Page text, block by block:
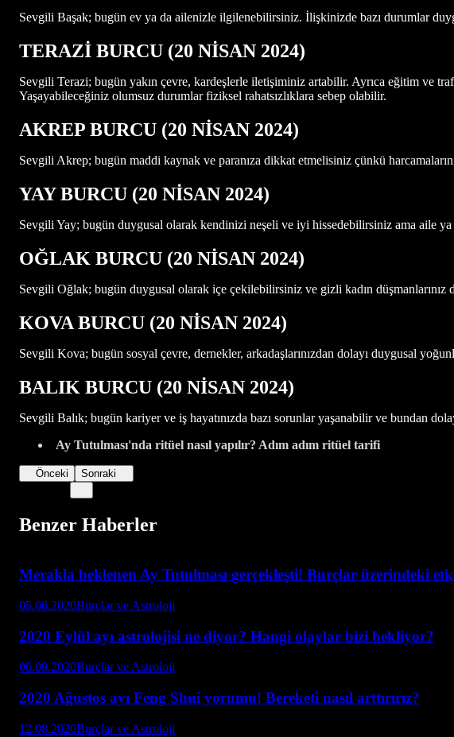
Sevgili Başak; bugün ev ya da ailenizle ilgilenebilirsiniz. İlişkinizde bazı durumlar
TERAZİ BURCU (20 NİSAN 2024)
Sevgili Terazi; bugün yakın çevre, kardeşlerle iletişiminiz artabilir. Ayrıca eğitim ve
Yaşayabileceğiniz olumsuz durumlar fiziksel rahatsızlıklara sebep olabilir.
AKREP BURCU (20 NİSAN 2024)
Sevgili Akrep; bugün maddi kaynak ve paranıza dikkat etmelisiniz çünkü
YAY BURCU (20 NİSAN 2024)
Sevgili Yay; bugün duygusal olarak kendinizi neşeli ve iyi hissedebilirsiniz ama aile ya
OĞLAK BURCU (20 NİSAN 2024)
Sevgili Oğlak; bugün duygusal olarak içe çekilebilirsiniz ve gizli kadın düşmanlarınız
KOVA BURCU (20 NİSAN 2024)
Sevgili Kova; bugün sosyal çevre, dernekler, arkadaşlarınızdan dolayı duygusal
BALIK BURCU (20 NİSAN 2024)
Sevgili Balık; bugün kariyer ve iş hayatınızda bazı sorunlar yaşanabilir ve bundan
Ay Tutulması'nda ritüel nasıl yapılır? Adım adım ritüel tarifi
Önceki Sonraki
Benzer Haberler
Merakla beklenen Ay Tutulması gerçekleşti! Burçlar üzerindeki
05.06.2020Burçlar ve Astroloji
2020 Eylül ayı astrolojisi ne diyor? Hangi olaylar bizi bekliyor?
06.09.2020Burçlar ve Astroloji
2020 Ağustos ayı Feng Shui yorumu! Bereketi nasıl arttırırız?
12.08.2020Burçlar ve Astroloji